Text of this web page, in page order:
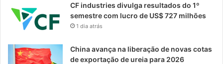
CF industries divulga resultados do 1º
semestre com lucro de US$ 727 milhões
1 dia atrás
China avança na liberação de novas cotas
de exportação de ureia para 2026